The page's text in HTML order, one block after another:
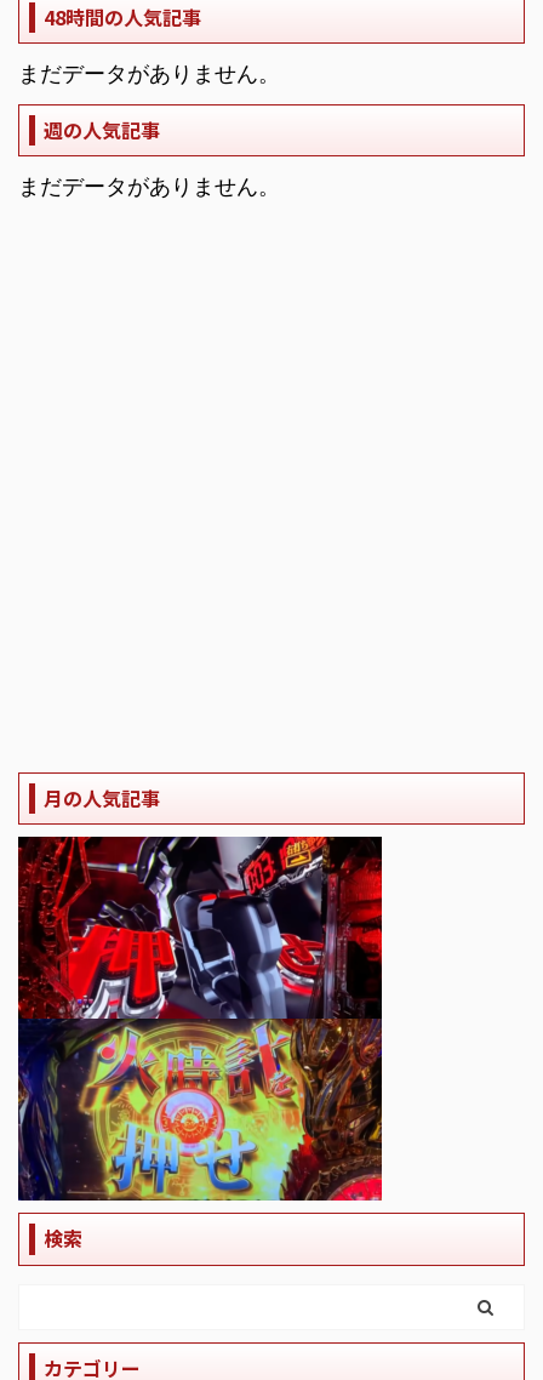
48時間の人気記事
まだデータがありません。
週の人気記事
まだデータがありません。
月の人気記事
検索
カテゴリー